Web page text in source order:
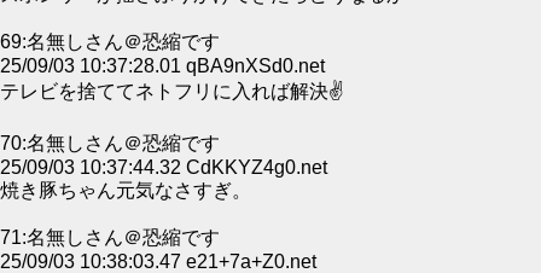
69:名無しさん＠恐縮です
25/09/03 10:37:28.01 qBA9nXSd0.net
テレビを捨ててネトフリに入れば解決✌
70:名無しさん＠恐縮です
25/09/03 10:37:44.32 CdKKYZ4g0.net
焼き豚ちゃん元気なさすぎ。
71:名無しさん＠恐縮です
25/09/03 10:38:03.47 e21+7a+Z0.net